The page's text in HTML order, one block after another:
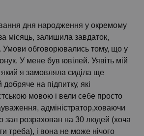
дня народження у окремому
місяць, залишила завдаток,
Умови обговорювались тому, що у
У мене був ювілей. Уявіть мій
який я замовляла сиділа ще
на підпитку, які
мовою і вели себе просто
адміністратор,ховаючи
зал розрахован на 30 людей (хоча
треба), і вона не може нічого